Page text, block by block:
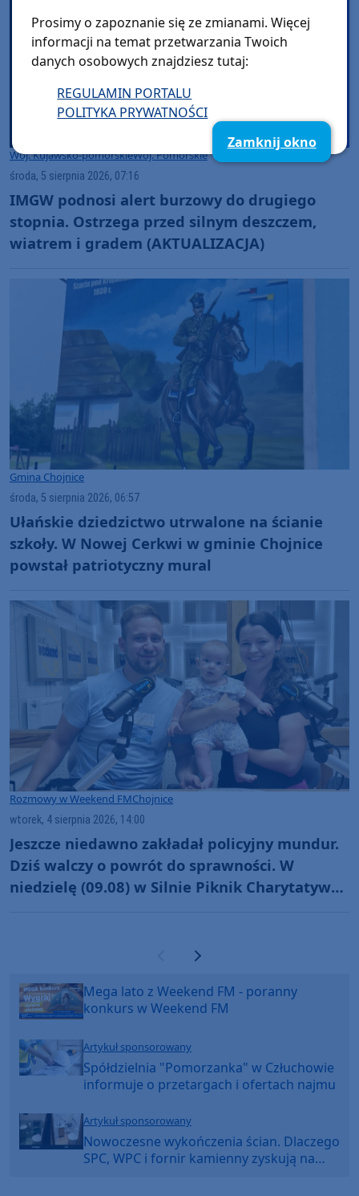
Woj. Kujawsko-pomorskieWoj. Pomorskie
środa, 5 sierpnia 2026, 07:16
IMGW podnosi alert burzowy do drugiego
stopnia. Ostrzega przed silnym deszczem,
wiatrem i gradem (AKTUALIZACJA)
Gmina Chojnice
środa, 5 sierpnia 2026, 06:57
Ułańskie dziedzictwo utrwalone na ścianie
szkoły. W Nowej Cerkwi w gminie Chojnice
powstał patriotyczny mural
Rozmowy w Weekend FMChojnice
wtorek, 4 sierpnia 2026, 14:00
Jeszcze niedawno zakładał policyjny mundur.
Dziś walczy o powrót do sprawności. W
niedzielę (09.08) w Silnie Piknik Charytatywny
Poprzednia strona
Następna strona
Mega lato z Weekend FM - poranny
konkurs w Weekend FM
Artykuł sponsorowany
Spółdzielnia "Pomorzanka" w Człuchowie
informuje o przetargach i ofertach najmu
Artykuł sponsorowany
Nowoczesne wykończenia ścian. Dlaczego
SPC, WPC i fornir kamienny zyskują na
Prosimy o zapoznanie się ze zmianami. Więcej
informacji na temat przetwarzania Twoich
danych osobowych znajdziesz tutaj:
REGULAMIN PORTALU
POLITYKA PRYWATNOŚCI
Zamknij okno